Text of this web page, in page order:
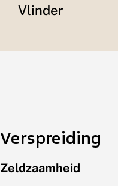
Vlinder
Verspreiding
Zeldzaamheid